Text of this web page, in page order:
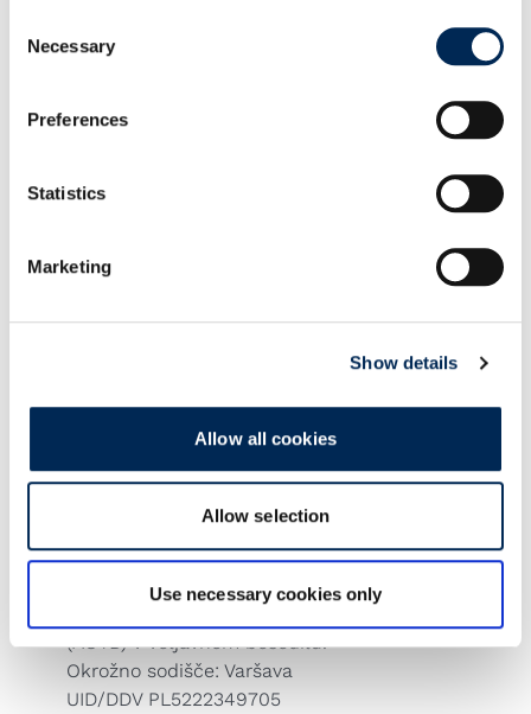
Selection
Necessary
Preferences
Statistics
Marketing
Show details
Allow all cookies
Allow selection
Use necessary cookies only
je določeno v WC, MC, CMR, CIM, AWB ali
dokumentih, ki se zahtevajo na podlagi
General Polish Forwarders Conditions
, ne vpliva na zvišanje omejitve naše
Na zahtevo stranke se lahko sklene
manipulacija, transportno svetovanje),
(opcijsko kritje od vrat do vrat), ki krije
raztovarjanju, določa plačilo varščine v
primeru škode/izgube do celotne vrednosti
tovora. Transportno zavarovanje (premija,
podlagi vašega izrecnega pisnega naročila in
zanj veljajo Splošni avstrijski pogoji
zavarovanja transporta -General Austrian
(AÖTB)v veljavnem besedilu.
Okrožno sodišče: Varšava
UID/DDV PL5222349705